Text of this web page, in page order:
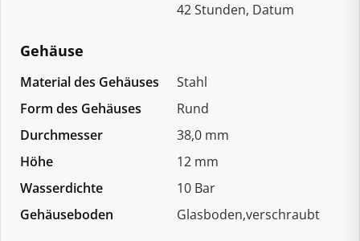
42 Stunden, Datum
Gehäuse
Material des Gehäuses
Stahl
Form des Gehäuses
Rund
Durchmesser
38,0 mm
Höhe
12 mm
Wasserdichte
10 Bar
Gehäuseboden
Glasboden,verschraubt